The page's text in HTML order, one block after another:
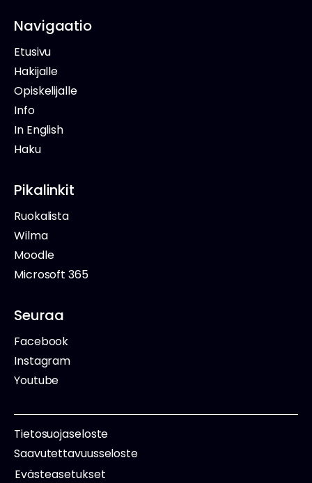
Navigaatio
Etusivu
Hakijalle
Opiskelijalle
Info
In English
Haku
Pikalinkit
Ruokalista
Wilma
Moodle
Microsoft 365
Seuraa
Facebook
Instagram
Youtube
Tietosuojaseloste
Saavutettavuusseloste
Evästeasetukset